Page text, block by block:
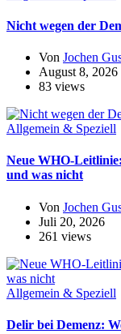
Nicht wegen der
Von Jochen
August 8, 2026
83 views
Allgemein & Speziell
Neue WHO-
und was nicht
Von Jochen
Juli 20, 2026
261 views
Allgemein & Speziell
Delir bei Demenz: